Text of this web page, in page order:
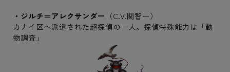
・ジルチ＝アレクサンダー （C.V.関智一）
カナイ区へ派遣された超探偵の一人。探偵特殊能力は「動
物調査」